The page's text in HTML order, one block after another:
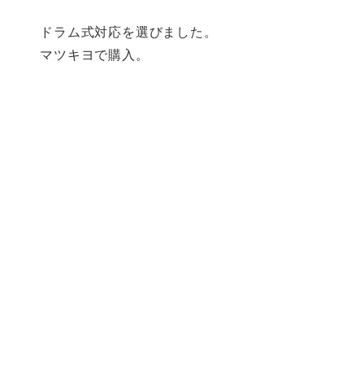
ドラム式対応を選びました。
マツキヨで購入。